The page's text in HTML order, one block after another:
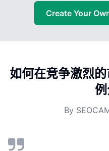
Create Your
如何在竞争激烈
By